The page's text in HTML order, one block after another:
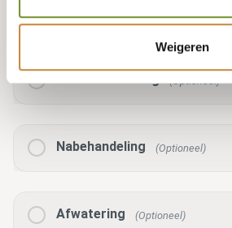
Weigeren
Voorbehandeling (Optioneel)
Nabehandeling (Optioneel)
Afwatering (Optioneel)